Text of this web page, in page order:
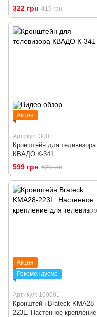
322 грн 419 грн
Акция
Артикул: 3001
Кронштейн для телевизора
КВАДО К-341
599 грн 629 грн
Акция
Рекомендуємо
Артикул: 100001
Кронштейн Brateck KMA28-
223L. Настенное крепление